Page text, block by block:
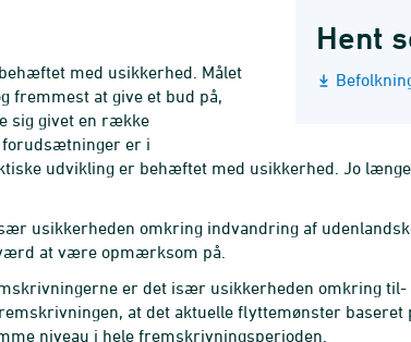
Hent
med usikkerhed. Målet
fremmest at give et bud på,
sig givet en række
er i
udvikling er behæftet med usikkerhed. Jo
usikkerheden omkring indvandring af
at være opmærksom på.
er det især usikkerheden omkring
at det aktuelle flyttemønster baseret
niveau i hele fremskrivningsperioden.